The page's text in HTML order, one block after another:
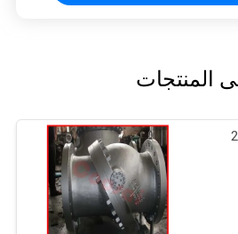
المنتجات
صمام التحقق من نوع 2